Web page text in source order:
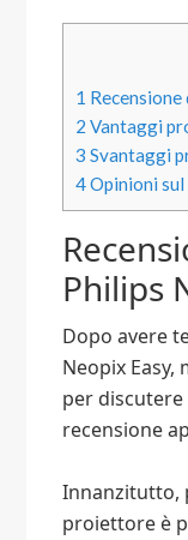
1
2 Vantaggi
3 Svantaggi
4Opinioni
Philips
Dopo avere
Neopix
per
recensione
Innanzitutto,
proiettore è